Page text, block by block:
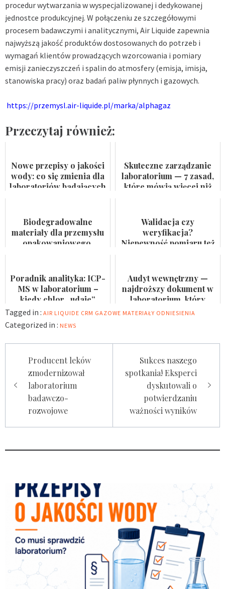
procedur wytwarzania w wyspecjalizowanej i dedykowanej
jednostce produkcyjnej. W połączeniu ze szczegółowymi
procesem badawczymi i analitycznymi, Air Liquide zapewnia
najwyższą jakość produktów dostosowanych do potrzeb i
wymagań klientów prowadzących wzorcowania i pomiary
emisji zanieczyszczeń i spalin do atmosfery (emisja, imisja,
stanowiska pracy) oraz badań paliw płynnych i gazowych.
https://przemysl.air-liquide.pl/marka/alphagaz
Przeczytaj również:
Nowe przepisy o jakości
wody: co się zmienia dla
laboratoriów badających
Skuteczne zarządzanie
laboratorium — 7 zasad,
które mówią więcej niż
Biodegradowalne
materiały dla przemysłu
opakowaniowego.
Walidacja czy
weryfikacja?
Niepewność pomiaru też
Poradnik analityka: ICP-
MS w laboratorium –
kiedy chlor „udaje”
arsen?
Audyt wewnętrzny —
najdroższy dokument w
laboratorium, który
nikomu się nie przydaje
Tagged in : AIR LIQUIDE CRM GAZOWE MATERIAŁY ODNIESIENIA
Categorized in : NEWS
Nawigacja
wpisu
Producent leków
zmodernizował
laboratorium
badawczo-
rozwojowe
Sukces naszego
spotkania! Eksperci
dyskutowali o
potwierdzaniu
ważności wyników